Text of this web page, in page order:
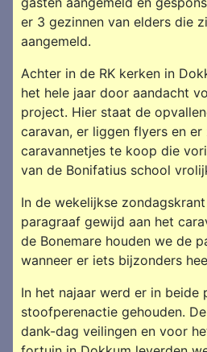
er 3 gezinnen van elders die
aangemeld.
Achter in de RK kerken in
het hele jaar door aandacht
project. Hier staat de
caravan, er liggen flyers en er
caravannetjes te koop die
van de Bonifatius school
In de wekelijkse
paragraaf gewijd aan het
de Bonemare houden we de
wanneer er iets bijzonders
In het najaar werd er in beide
stoofperenactie gehouden.
dank-dag veilingen en voor